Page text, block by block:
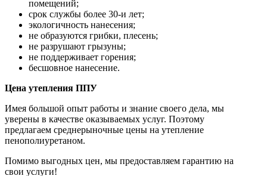
помещений;
срок службы более 30-и лет;
экологичность нанесения;
не образуются грибки, плесень;
не разрушают грызуны;
не поддерживает горения;
бесшовное нанесение.
Цена утепления ППУ
Имея большой опыт работы и знание своего дела, мы
уверены в качестве оказываемых услуг. Поэтому
предлагаем среднерыночные цены на утепление
пенополиуретаном.
Помимо выгодных цен, мы предоставляем гарантию на
свои услуги!